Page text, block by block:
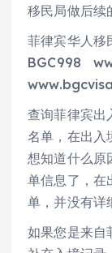
移民局做后续
菲律宾华人
BGC998
查询菲律宾出
名单，在出入
想知道什么原
单信息了，在
单，并没有详
如果您是来自